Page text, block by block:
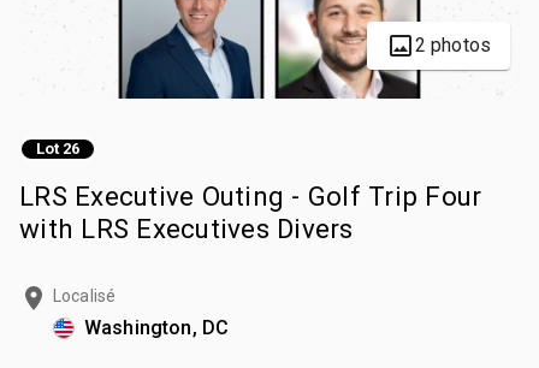
2 photos
Lot 26
LRS Executive Outing - Golf Trip Four
with LRS Executives Divers
Localisé
Washington, DC